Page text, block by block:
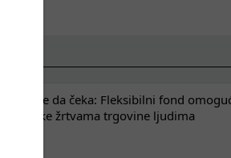
ne može da čeka: Fleksibilni fond
podrške žrtvama trgovine ljudima